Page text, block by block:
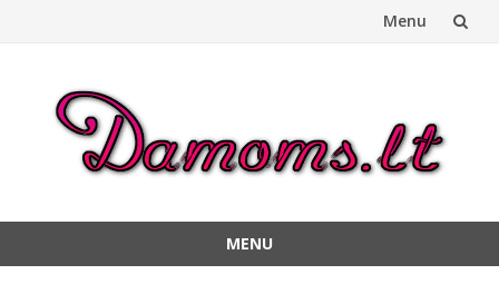
Menu
MENU